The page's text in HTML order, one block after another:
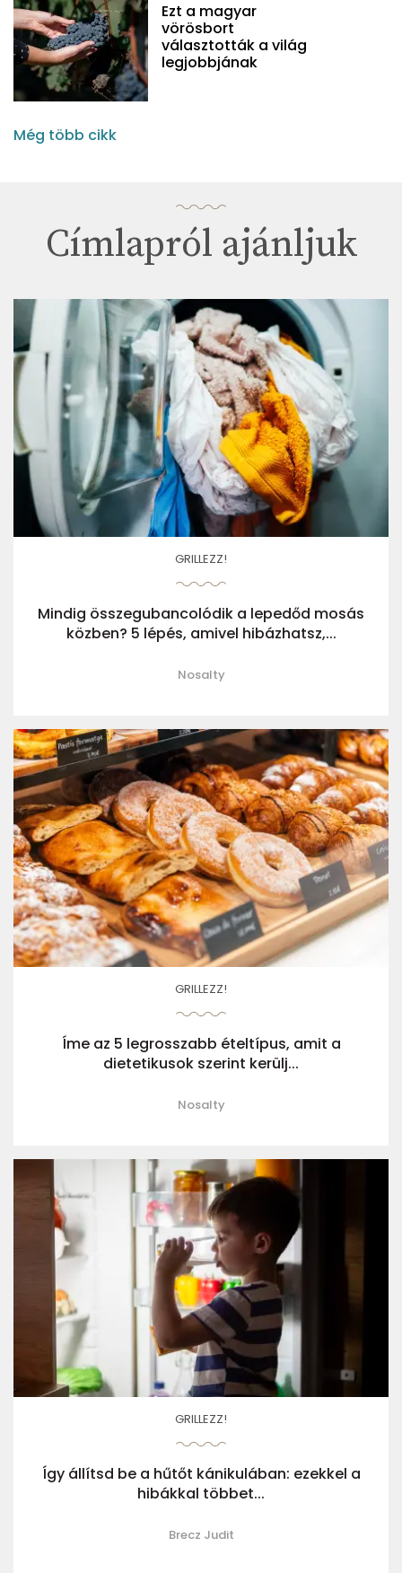
Ezt a magyar
vörösbort
választották a világ
legjobbjának
Még több cikk
Címlapról ajánljuk
GRILLEZZ!
Mindig összegubancolódik a lepedőd mosás
közben? 5 lépés, amivel hibázhatsz,...
Nosalty
GRILLEZZ!
Íme az 5 legrosszabb ételtípus, amit a
dietetikusok szerint kerülj...
Nosalty
GRILLEZZ!
Így állítsd be a hűtőt kánikulában: ezekkel a
hibákkal többet...
Brecz Judit